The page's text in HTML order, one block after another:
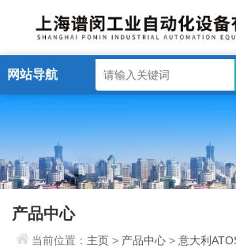
网站导航
产品中心
当前位置： 主页> 产品中心 >意大利